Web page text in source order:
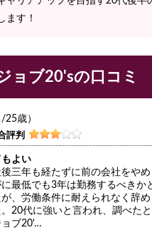
ます！
ョブ20'sの口コミ
25歳）
評判
よい
三年も経たずに前の会社をやめ
最低でも3年は勤務するべきか
、労働条件に耐えられなく辞め
20代に強いと言われ、調べたと
ョブ20'…